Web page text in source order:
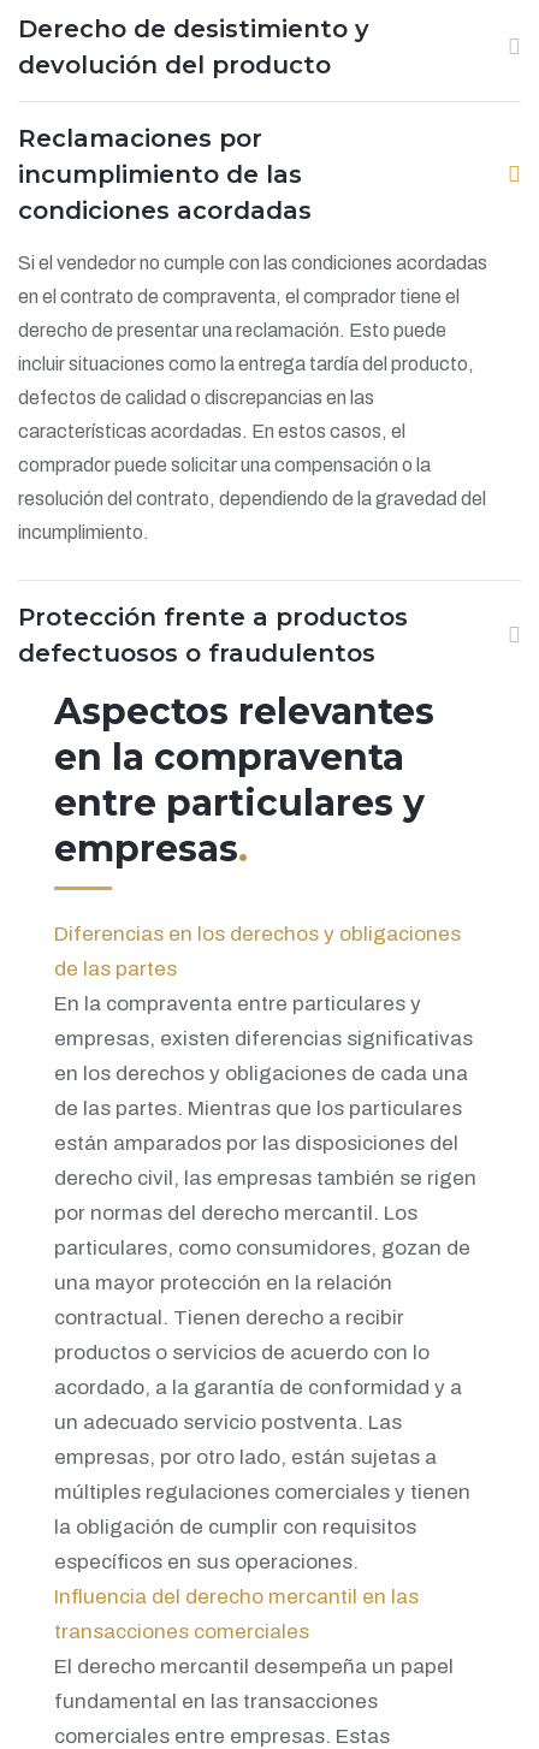
Derecho de desistimiento y
devolución del producto
Reclamaciones por
incumplimiento de las
condiciones acordadas
Si el vendedor no cumple con las condiciones acordadas
en el contrato de compraventa, el comprador tiene el
derecho de presentar una reclamación. Esto puede
incluir situaciones como la entrega tardía del producto,
defectos de calidad o discrepancias en las
características acordadas. En estos casos, el
comprador puede solicitar una compensación o la
resolución del contrato, dependiendo de la gravedad del
incumplimiento.
Protección frente a productos
defectuosos o fraudulentos
Aspectos relevantes
en la compraventa
entre particulares y
empresas.
Diferencias en los derechos y obligaciones
de las partes
En la compraventa entre particulares y
empresas, existen diferencias significativas
en los derechos y obligaciones de cada una
de las partes. Mientras que los particulares
están amparados por las disposiciones del
derecho civil, las empresas también se rigen
por normas del derecho mercantil. Los
particulares, como consumidores, gozan de
una mayor protección en la relación
contractual. Tienen derecho a recibir
productos o servicios de acuerdo con lo
acordado, a la garantía de conformidad y a
un adecuado servicio postventa. Las
empresas, por otro lado, están sujetas a
múltiples regulaciones comerciales y tienen
la obligación de cumplir con requisitos
específicos en sus operaciones.
Influencia del derecho mercantil en las
transacciones comerciales
El derecho mercantil desempeña un papel
fundamental en las transacciones
comerciales entre empresas. Estas